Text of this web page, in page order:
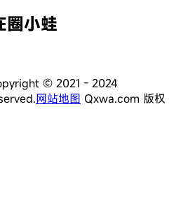
圈小蛙
© 2021 - 2024
网站地图 Qxwa.com 版权